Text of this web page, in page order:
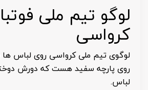
لوگو تیم ملی
کرواسی
لوگوی تیم ملی کرواسی روی لباس
روی پارچه سفید هست که دورش
لباس.